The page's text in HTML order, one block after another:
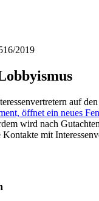
2019
auf
öffnet ein neues
wird nach
mit